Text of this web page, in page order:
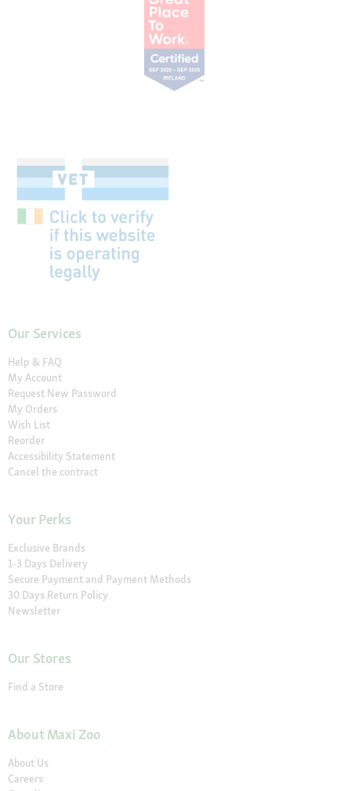
Our Services
Help & FAQ
My Account
Request New Password
My Orders
Wish List
Reorder
Accessibility Statement
Cancel the contract
Your Perks
Exclusive Brands
1-3 Days Delivery
Secure Payment and Payment Methods
30 Days Return Policy
Newsletter
Our Stores
Find a Store
About Maxi Zoo
About Us
Careers